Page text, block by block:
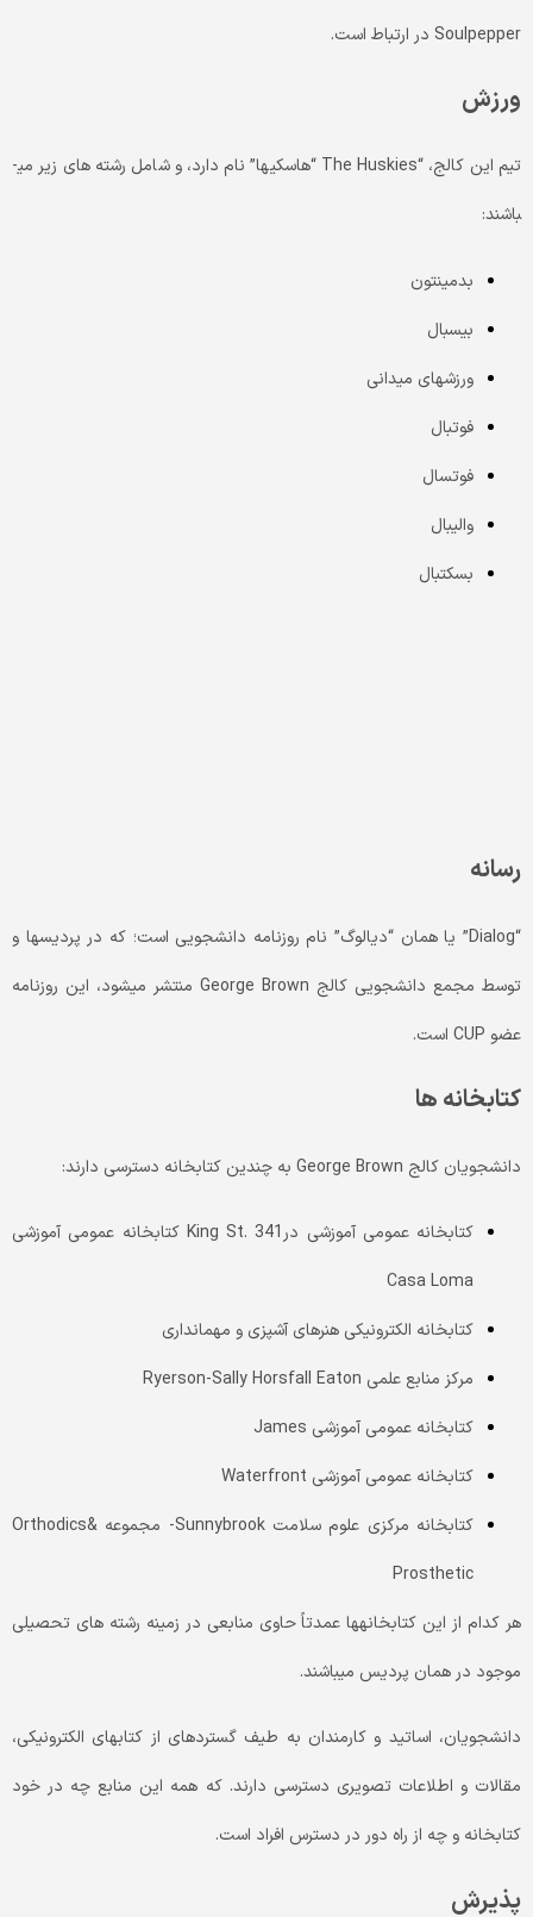
Soulpepper در ارتباط است.
ورزش
تیم این کالج، “The Huskies “هاسکی­ها” نام دارد، و شامل رشته­ های زیر می­
باشند:
بدمینتون
بیسبال
ورزش­های میدانی
فوتبال
فوتسال
والیبال
بسکتبال
رسانه
“Dialog” یا همان “دیالوگ” نام روزنامه دانشجویی است؛ که در پردیس­ها و
توسط مجمع دانشجویی کالج George Brown منتشر می­شود، این روزنامه
عضو CUP است.
کتابخانه ­ها
دانشجویان کالج George Brown به چندین کتابخانه دسترسی دارند:
کتابخانه عمومی آموزشی درKing St. 341 کتابخانه عمومی آموزشی
Casa Loma
کتابخانه الکترونیکی هنرهای آشپزی و مهمان­داری
مرکز منابع علمی Ryerson-Sally Horsfall Eaton
کتابخانه عمومی آموزشی James
کتابخانه عمومی آموزشی Waterfront
کتابخانه مرکزی علوم سلامت Sunnybrook- مجموعه Orthodics&
Prosthetic
هر کدام از این کتابخانه­ها عمدتاً حاوی منابعی در زمینه رشته­ های تحصیلی
موجود در همان پردیس می­باشند.
دانشجویان، اساتید و کارمندان به طیف گسترده­ای از کتاب­های الکترونیکی،
مقالات و اطلاعات تصویری دسترسی دارند. که همه این منابع چه در خود
کتابخانه و چه از راه دور در دسترس افراد است.
پذیرش